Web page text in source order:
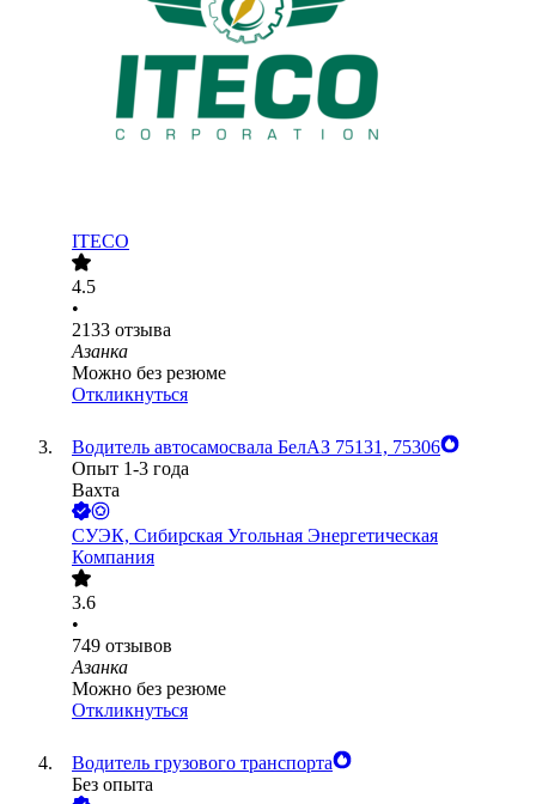
ITECO
4.5
•
2133 отзыва
Азанка
Можно без резюме
Откликнуться
Водитель автосамосвала БелАЗ 75131, 75306
Опыт 1-3 года
Вахта
СУЭК, Сибирская Угольная Энергетическая
Компания
3.6
•
749 отзывов
Азанка
Можно без резюме
Откликнуться
Водитель грузового транспорта
Без опыта